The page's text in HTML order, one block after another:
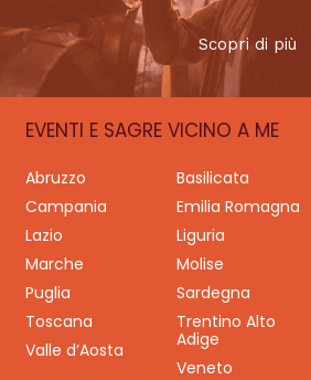
Scopri di più
EVENTI E SAGRE VICINO A ME
Abruzzo Basilicata
Campania
Emilia Romagna
Lazio
Liguria
Marche
Molise
Puglia
Sardegna
Toscana
Trentino Alto
Adige
Valle d’Aosta
Veneto